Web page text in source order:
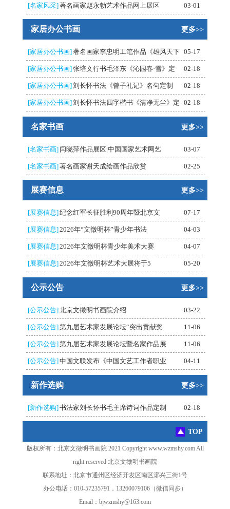
[名家风采]著名画家赵永勃艺术作品网上展区 03-01
家居办公书画 更多>>
[家居办公书画] 著名画家李忠明工笔作品《雄风天下 05-17
[家居办公书画] 张培文行书毛泽东《沁园春·雪》定 02-18
[家居办公书画] 刘长怀书法《曾子礼记》名句定制 02-18
[家居办公书画] 刘长怀书法四字楷书《清净无尘》定 02-18
名家书画 更多>>
[名家书画] 闫晓萍作品展区|中国国家艺术网艺 03-07
[名家书画]著名画家谢天成绘画作品欣赏 02-25
展赛信息 更多>>
[展赛信息] 纪念红军长征胜利90周年暨北京文 07-17
[展赛信息] 2026年“文徵明杯”青少年书法 04-03
[展赛信息] 2026年文徵明杯青少年美术大赛 04-07
[展赛信息] 2026年文徵明杯艺术大展将于5 05-20
公示公告 更多>>
[公示公告] 北京文徵明书画院介绍 03-22
[公示公告] 第九届艺术家发展论坛“突出贡献奖 11-06
[公示公告] 第九届艺术家发展论坛暨名家作品展 11-06
[公示公告] 中国文联发布《中国文艺工作者职业 04-11
新作选购 更多>>
[新作选购]书法家刘长怀书毛主席诗词作品定制 02-18
TOP
版权所有：北京文徵明书画院 2021 Copyright www.wzmshy.com All
right reserved 北京文徵明书画院
联系地址：北京市通州区经济开发区南区漷兴三街1号
办公电话：010-57235791，13260079106（微信同步）
Email：bjwzmshy@163.com